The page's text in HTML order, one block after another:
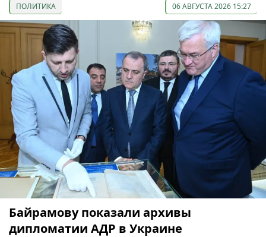
ПОЛИТИКА 06 АВГУСТА 2026 15:27
Байрамову показали архивы
дипломатии АДР в Украине